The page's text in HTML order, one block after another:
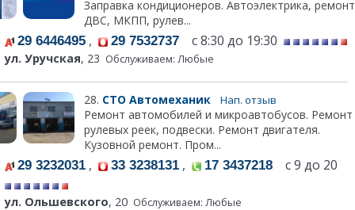
Заправка кондиционеров. Автоэлектрика, ремонт
ДВС, МКПП, рулев...
29 6446495 , 29 7532737 с 8:30 до 19:30
ул. Уручская, 23 Обслуживаем: Любые
28. СТО Автомеханик Нап. отзыв
Ремонт автомобилей и микроавтобусов. Ремонт
рулевых реек, подвески. Ремонт двигателя.
Кузовной ремонт. Пром...
29 3232031 , 33 3238131 , 17 3437218 с 9 до 20
ул. Ольшевского, 20 Обслуживаем: Любые